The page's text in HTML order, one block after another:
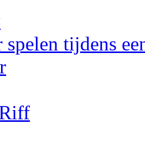
spelen tijdens